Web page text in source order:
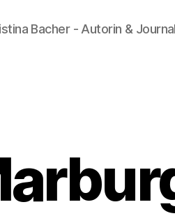
Bacher - Autorin &